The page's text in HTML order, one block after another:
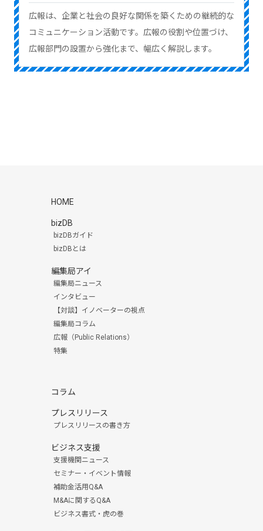
広報は、企業と社会の良好な関係を築くための継続的な
コミュニケーション活動です。広報の役割や位置づけ、
広報部門の設置から強化まで、幅広く解説します。
HOME
bizDB
bizDBガイド
bizDBとは
編集局アイ
編集局ニュース
インタビュー
【対談】イノベーターの視点
編集局コラム
広報（Public Relations）
特集
コラム
プレスリリース
プレスリリースの書き方
ビジネス支援
支援機関ニュース
セミナー・イベント情報
補助金活用Q&A
M&Aに関するQ&A
ビジネス書式・虎の巻